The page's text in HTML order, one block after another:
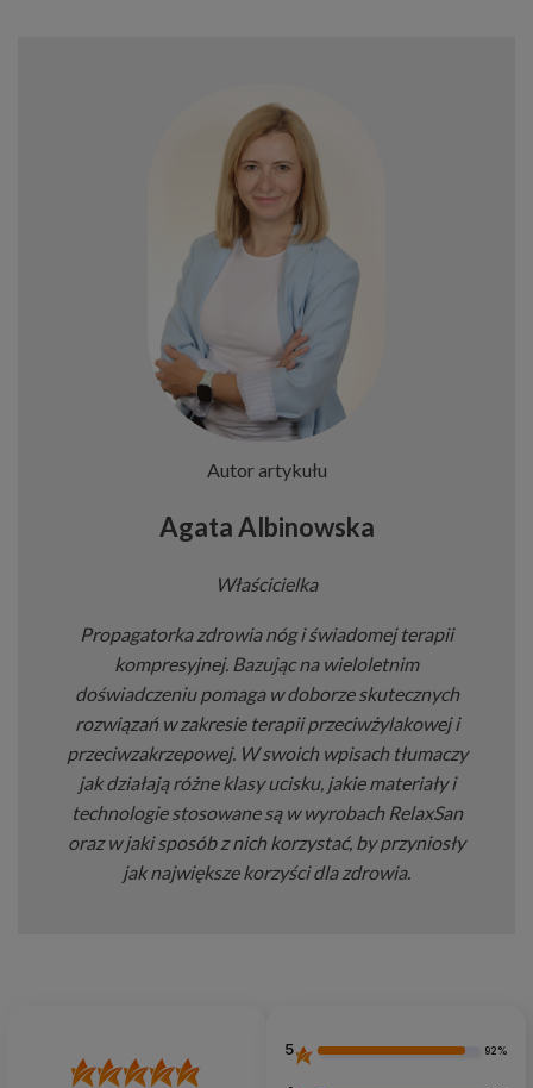
Autor artykułu
Agata Albinowska
Właścicielka
Propagatorka zdrowia nóg i świadomej terapii
kompresyjnej. Bazując na wieloletnim
doświadczeniu pomaga w doborze skutecznych
rozwiązań w zakresie terapii przeciwżylakowej i
przeciwzakrzepowej. W swoich wpisach tłumaczy
jak działają różne klasy ucisku, jakie materiały i
technologie stosowane są w wyrobach RelaxSan
oraz w jaki sposób z nich korzystać, by przyniosły
jak największe korzyści dla zdrowia.
5 92%